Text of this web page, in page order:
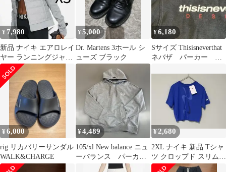
¥ 7,980
新品 ナイキ エアロレイ
ヤー ランニングジャケ
ット 中綿 フリース ウ
ィメンズ
¥5,000
Dr. Martens 3ホール シ
ューズ ブラック
¥6,180
Sサイズ Thisisneverthat
ネバザ パーカー フ
¥6,000
rig リカバリーサンダル
WALK&CHARGE
¥4,489
105/xl New balance ニュ
ーバランス パーカ
ー フード 刺繍
¥2,680
2XL ナイキ 新品 Tシャ
ツ クロップド スリム
ミニT ショート丈 青